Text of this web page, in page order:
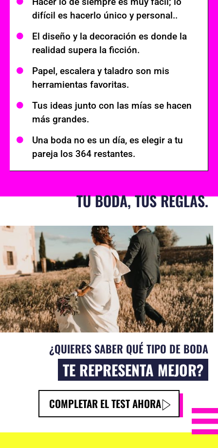
difícil es hacerlo único y personal..
El diseño y la decoración es donde la
realidad supera la ficción.
Papel, escalera y taladro son mis
herramientas favoritas.
Tus ideas junto con las mías se hacen
más grandes.
Una boda no es un día, es elegir a tu
pareja los 364 restantes.
TU BODA, TUS REGLAS.
¿QUIERES SABER QUÉ TIPO DE BODA
TE REPRESENTA MEJOR?
COMPLETAR EL TEST AHORA